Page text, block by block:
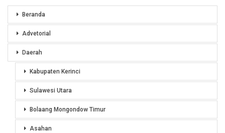
Beranda
Advetorial
Daerah
Kabupaten Kerinci
Sulawesi Utara
Bolaang Mongondow Timur
Asahan